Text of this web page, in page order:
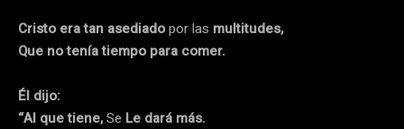
Cristo era tan asediadopor las multitudes,
Que no tenía tiempo para comer.
Él dijo:
“Al que tiene,Se Le dará más.